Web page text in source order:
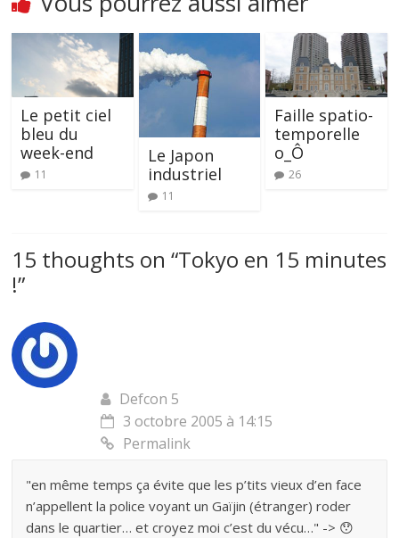
Le petit ciel
bleu du
week-end
11
Le Japon
industriel
11
Faille spatio-
temporelle
o_Ô
26
15 thoughts on “Tokyo en 15 minutes
!”
Defcon 5
3 octobre 2005 à 14:15
Permalink
"en même temps ça évite que les p’tits vieux d’en face
n’appellent la police voyant un Gaïjin (étranger) roder
dans le quartier… et croyez moi c’est du vécu…" -> 😯